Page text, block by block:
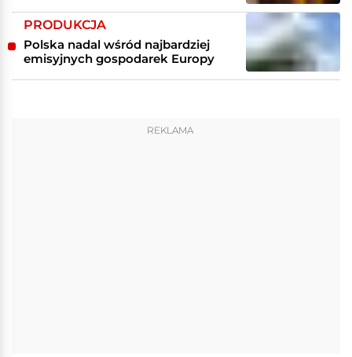
PRODUKCJA
Polska nadal wśród najbardziej
emisyjnych gospodarek Europy
REKLAMA